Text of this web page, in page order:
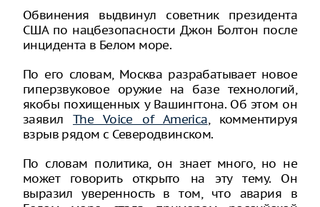
Обвинения выдвинул советник президента
США по нацбезопасности Джон Болтон после
инцидента в Белом море.
По его словам, Москва разрабатывает новое
гиперзвуковое оружие на базе технологий,
якобы похищенных у Вашингтона. Об этом он
заявил The Voice of America, комментируя
взрыв рядом с Северодвинском.
По словам политика, он знает много, но не
может говорить открыто на эту тему. Он
выразил уверенность в том, что авария в